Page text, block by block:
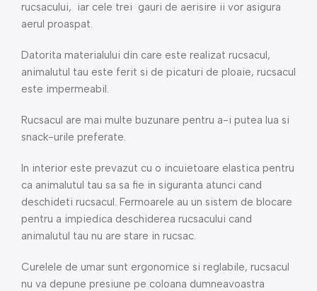
rucsacului, iar cele trei gauri de aerisire ii vor asigura
aerul proaspat.
Datorita materialului din care este realizat rucsacul,
animalutul tau este ferit si de picaturi de ploaie, rucsacul
este impermeabil.
Rucsacul are mai multe buzunare pentru a-i putea lua si
snack-urile preferate.
In interior este prevazut cu o incuietoare elastica pentru
ca animalutul tau sa sa fie in siguranta atunci cand
deschideti rucsacul. Fermoarele au un sistem de blocare
pentru a impiedica deschiderea rucsacului cand
animalutul tau nu are stare in rucsac.
Curelele de umar sunt ergonomice si reglabile, rucsacul
nu va depune presiune pe coloana dumneavoastra